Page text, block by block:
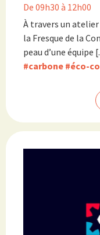
De 09h30 à 12h00
À travers un
la Fresque de la
peau d’une équipe
#carbone #éco-